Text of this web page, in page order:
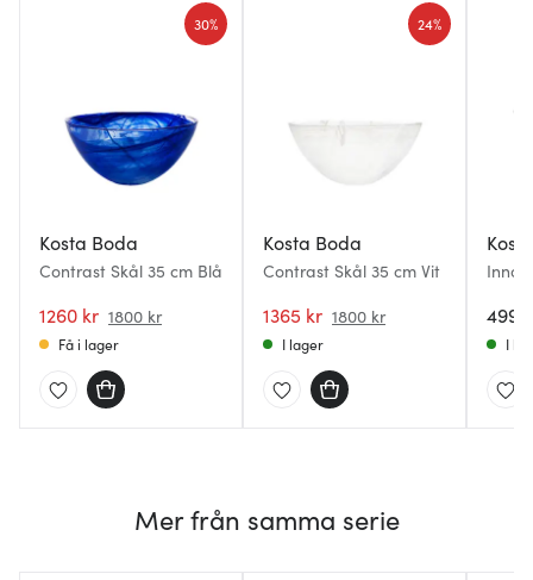
Kosta Boda
Contrast Skål 35 cm Blå
1260 kr 1800 kr
30%
Få i lager
Kosta Boda
Contrast Skål 35 cm Vit
1365 kr 1800 kr
24%
I lager
499
I
Mer från samma serie